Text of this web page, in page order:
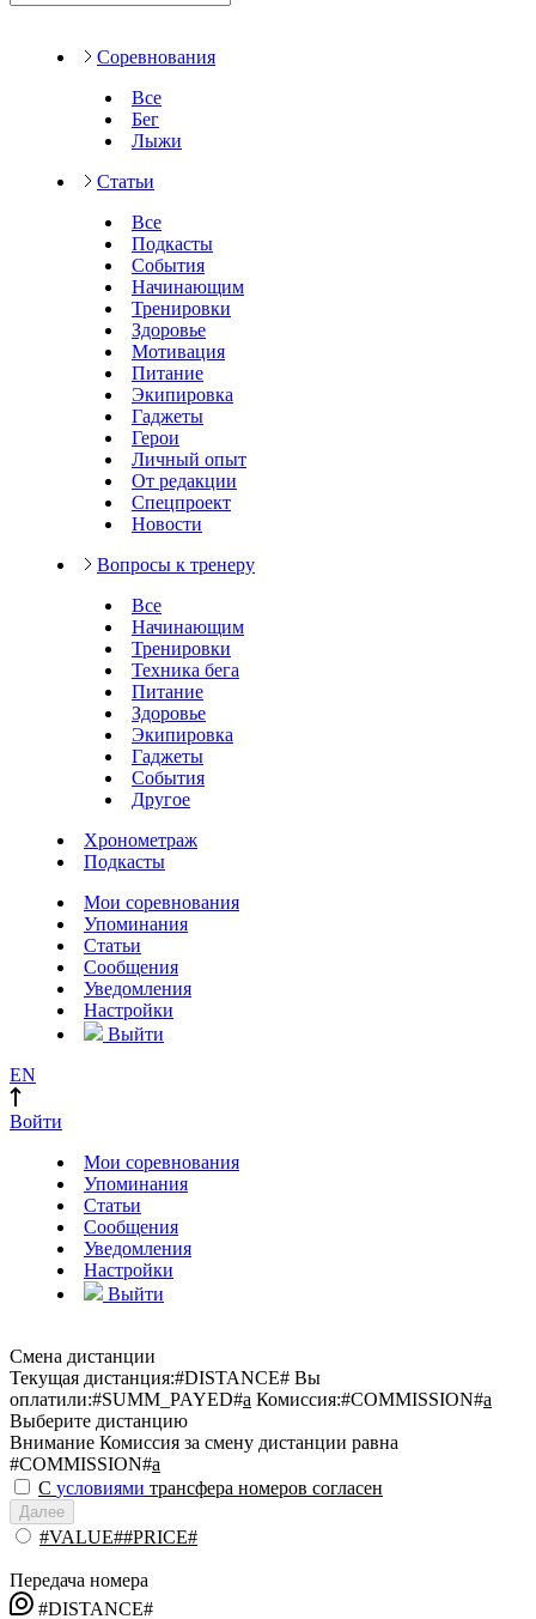
Соревнования
Все
Бег
Лыжи
Статьи
Все
Подкасты
События
Начинающим
Тренировки
Здоровье
Мотивация
Питание
Экипировка
Гаджеты
Герои
Личный опыт
От редакции
Спецпроект
Новости
Вопросы к тренеру
Все
Начинающим
Тренировки
Техника бега
Питание
Здоровье
Экипировка
Гаджеты
События
Другое
Хронометраж
Подкасты
Мои соревнования
Упоминания
Статьи
Сообщения
Уведомления
Настройки
Выйти
EN
Войти
Мои соревнования
Упоминания
Статьи
Сообщения
Уведомления
Настройки
Выйти
Смена дистанции
Текущая дистанция:#DISTANCE# Вы
оплатили:#SUMM_PAYED#a Комиссия:#COMMISSION#a
Выберите дистанцию
Внимание Комиссия за смену дистанции равна
#COMMISSION#a
С условиями трансфера номеров согласен
Далее
#VALUE##PRICE#
Передача номера
#DISTANCE#